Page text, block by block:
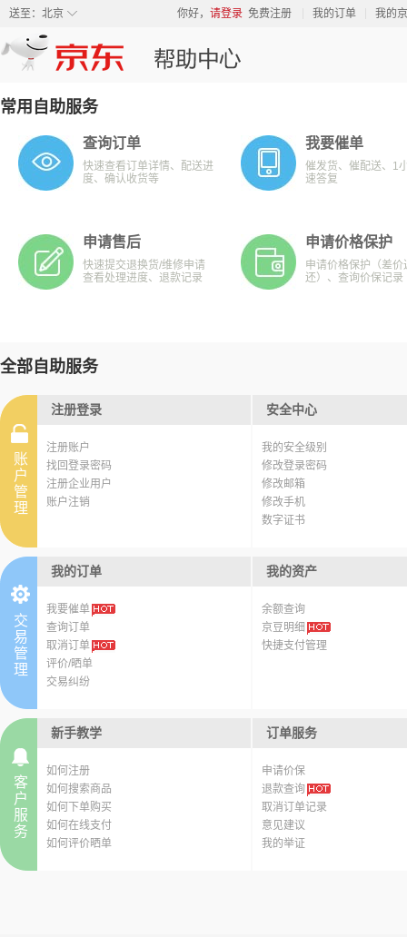
◇
送至： 北京 你好， 请登录 免费注册 我的订单 我的
常用自助服务
查询订单
快速查看订单详情、配送进
度、确认收货等
我要催单
催发货、催配送、1
速答复
申请售后
快速提交退换货/维修申请
查看处理进度、退款记录
申请价格保护
申请价格保护（差价
还）、查询价保记录
全部自助服务
账
户
管
理
注册登录
注册账户
找回登录密码
注册企业用户
账户注销
安全中心
我的安全级别
修改登录密码
修改邮箱
修改手机
数字证书
交
易
管
理
我的订单
我要催单
hot
查询订单
取消订单
评价/晒单
交易纠纷
我的资产
余额查询
京豆明细
快捷支付管理
客
户
服
务
新手教学
如何注册
如何搜索商品
如何下单购买
如何在线支付
如何评价晒单
订单服务
申请价保
退款查询
取消订单记录
意见建议
我的举证